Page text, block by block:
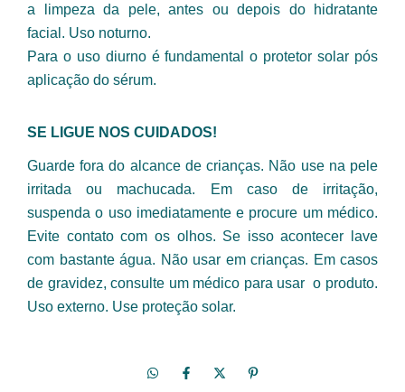
a limpeza da pele, antes ou depois do hidratante
facial. Uso noturno.
Para o uso diurno é fundamental o protetor solar pós
aplicação do sérum.
SE LIGUE NOS CUIDADOS!
Guarde fora do alcance de crianças. Não use na pele
irritada ou machucada. Em caso de irritação,
suspenda o uso imediatamente e procure um médico.
Evite contato com os olhos. Se isso acontecer lave
com bastante água. Não usar em crianças. Em casos
de gravidez, consulte um médico para usar  o produto.
Uso externo. Use proteção solar.